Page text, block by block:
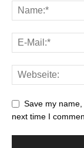
Save my
next time I